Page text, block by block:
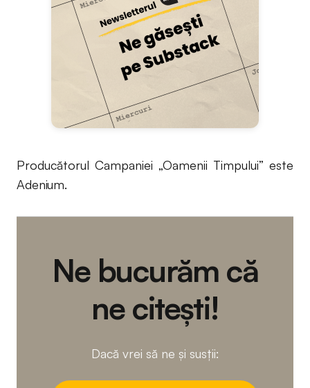
Producătorul Campaniei „Oamenii Timpului” este
Adenium.
Ne bucurăm că
ne citești!
Dacă vrei să ne și susții: